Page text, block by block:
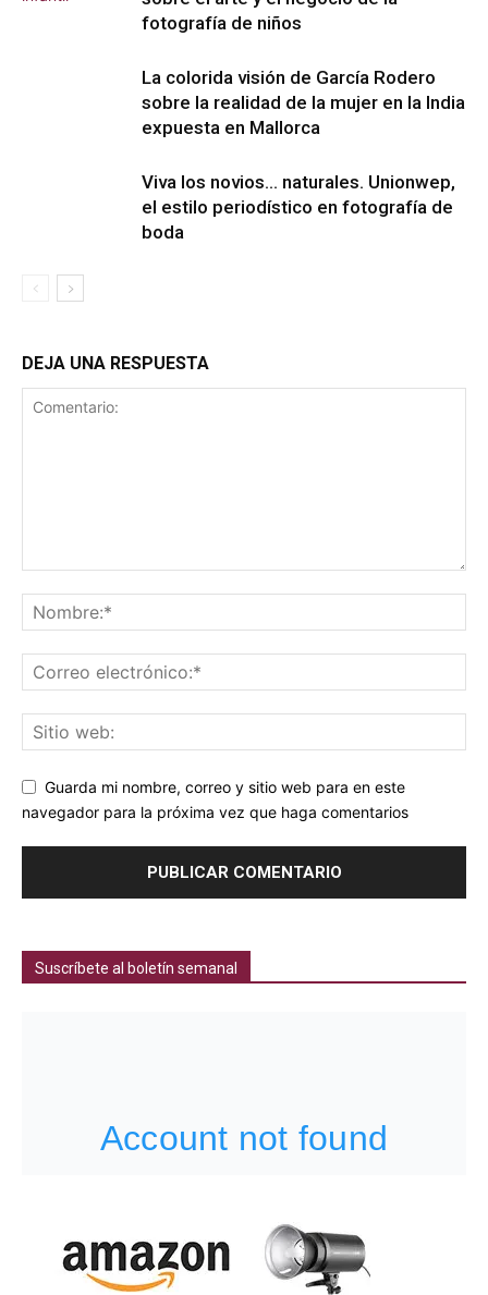
fotografía de niños
La colorida visión de García Rodero
sobre la realidad de la mujer en la India
expuesta en Mallorca
Viva los novios… naturales. Unionwep,
el estilo periodístico en fotografía de
boda
DEJA UNA RESPUESTA
Guarda mi nombre, correo y sitio web para en este
navegador para la próxima vez que haga comentarios
Suscríbete al boletín semanal